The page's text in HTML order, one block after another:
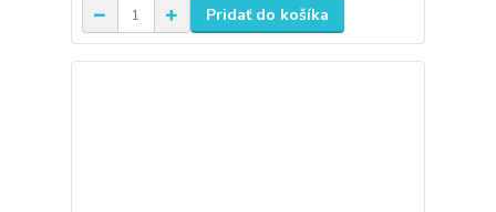
Pridať do košíka